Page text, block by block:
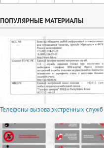
ПОПУЛЯРНЫЕ МАТЕРИАЛЫ
Телефоны вызова экстренных служб